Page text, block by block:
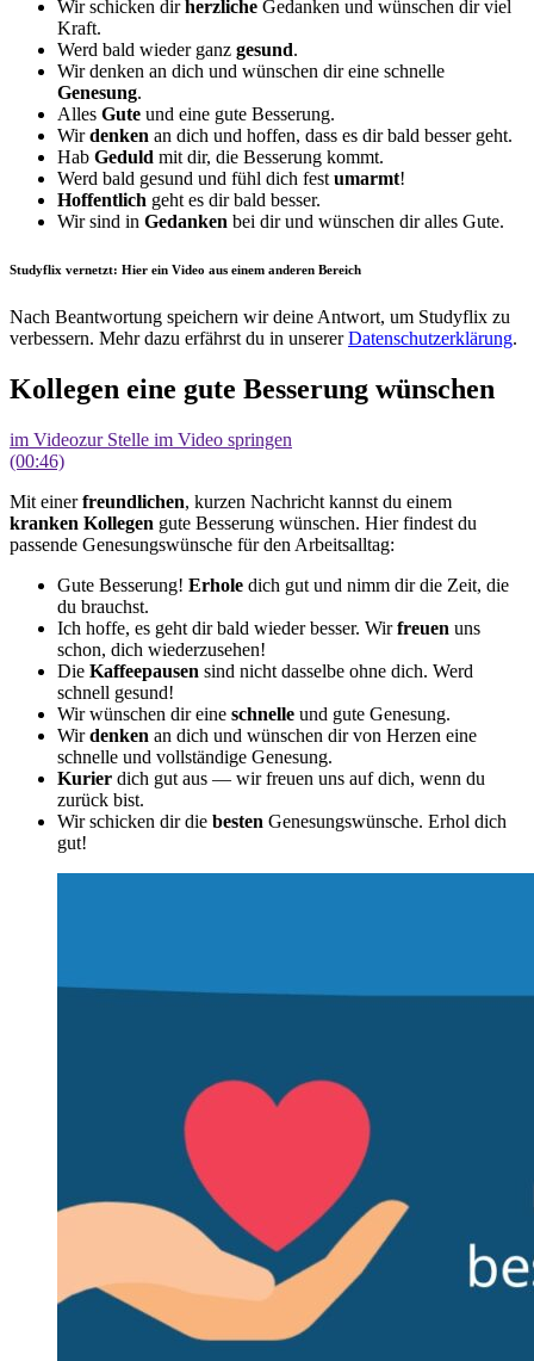
Wir schicken dirherzliche Gedanken und wünschen dir viel
Kraft.
Werd bald wieder ganz gesund.
Wir denken an dich und wünschen dir eine schnelle
Genesung.
Alles Gute und eine gute Besserung.
Wirdenken an dich und hoffen, dass es dir bald besser geht.
Hab Geduld mit dir, die Besserung kommt.
Werd bald gesund und fühl dich festumarmt!
Hoffentlich geht es dir bald besser.
Wir sind in Gedanken bei dir und wünschen dir alles Gute.
Studyflix vernetzt: Hier ein Video aus einem anderen Bereich
Nach Beantwortung speichern wir deine Antwort, um Studyflix zu
verbessern. Mehr dazu erfährst du in unsererDatenschutzerklärung.
Kollegen eine gute Besserung wünschen
im Videozur Stelle im Video springen
(00:46)
Mit einerfreundlichen, kurzen Nachricht kannst du einem
kranken Kollegen gute Besserung wünschen. Hier findest du
passende Genesungswünsche für den Arbeitsalltag:
Gute Besserung! Erhole dich gut und nimm dir die Zeit, die
du brauchst.
Ich hoffe, es geht dir bald wieder besser. Wirfreuen uns
schon, dich wiederzusehen!
Die Kaffeepausen sind nicht dasselbe ohne dich. Werd
schnell gesund!
Wir wünschen dir eine schnelle und gute Genesung.
Wirdenken an dich und wünschen dir von Herzen eine
schnelle und vollständige Genesung.
Kurier dich gut aus — wir freuen uns auf dich, wenn du
zurück bist.
Wir schicken dir die besten Genesungswünsche. Erhol dich
gut!